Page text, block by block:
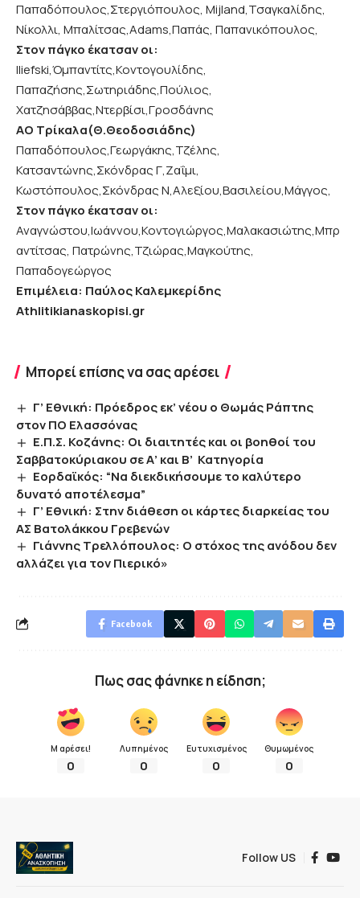
Παπαδόπουλος,Στεργιόπουλος, Mijland,Τσαγκαλίδης,
Νίκολλι, Μπαλίτσας,Αdams,Παπάς, Παπανικόπουλος,
Στον πάγκο έκατσαν οι:
Ιliefski,Όμπαντίτς,Κοντογουλίδης,
Παπαζήσης,Σωτηριάδης,Πούλιος,
Χατζησάββας,Ντερβίσι,Γροσδάνης
ΑΟ Τρίκαλα(Θ.Θεοδοσιάδης)
Παπαδόπουλος,Γεωργάκης,Τζέλης,
Κατσαντώνης,Σκόνδρας Γ,Ζαΐμι,
Κωστόπουλος,Σκόνδρας Ν,Αλεξίου,Βασιλείου,Μάγγος,
Στον πάγκο έκατσαν οι:
Αναγνώστου,Ιωάννου,Κοντογιώργος,Μαλακασιώτης,Μπρ
αντίτσας, Πατρώνης,Τζιώρας,Μαγκούτης,
Παπαδογεώργος
Επιμέλεια: Παύλος Καλεμκερίδης
Athlitikianaskopisi.gr
Μπορεί επίσης να σας αρέσει
Γ’ Εθνική: Πρόεδρος εκ’ νέου ο Θωμάς Ράπτης
στον ΠΟ Ελασσόνας
Ε.Π.Σ. Κοζάνης: Οι διαιτητές και οι βοηθοί του
Σαββατοκύριακου σε Α’ και Β’ Κατηγορία
Εορδαϊκός: “Να διεκδικήσουμε το καλύτερο
δυνατό αποτέλεσμα”
Γ’ Εθνική: Στην διάθεση οι κάρτες διαρκείας του
ΑΣ Βατολάκκου Γρεβενών
Γιάννης Τρελλόπουλος: Ο στόχος της ανόδου δεν
αλλάζει για τον Πιερικό»
Facebook
Πως σας φάνηκε η είδηση;
Μ αρέσει!
0
Λυπημένος
0
Ευτυχισμένος
0
Θυμωμένος
0
Follow US